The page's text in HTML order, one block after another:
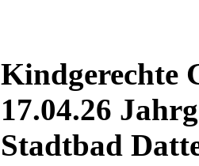
Kindgerechte
17.04.26
Stadtbad